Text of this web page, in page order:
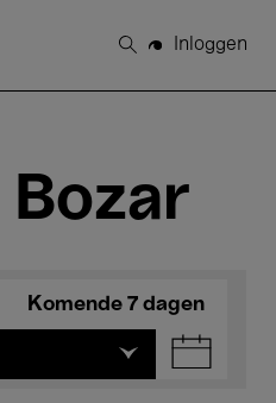
Zoeken
Inloggen
Bozar
Komende 7 dagen